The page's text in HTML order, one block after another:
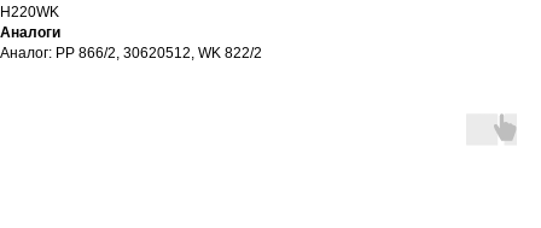
H220WK
Аналоги
Аналог: PP 866/2, 30620512, WK 822/2